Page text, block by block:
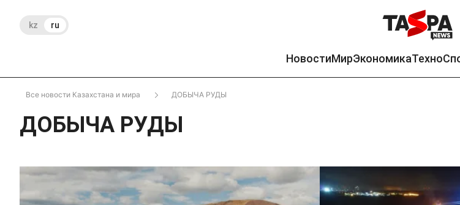
kz ru
НовостиМирЭкономикаТехно
Все новости Казахстана и мира ДОБЫЧА РУДЫ
ДОБЫЧА РУДЫ